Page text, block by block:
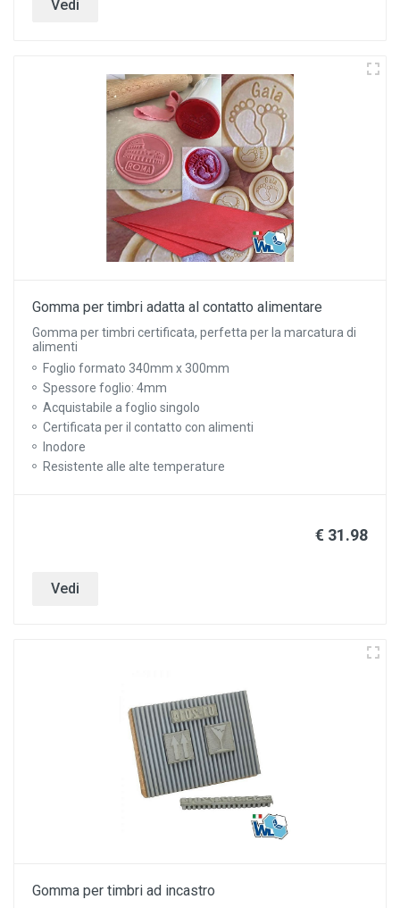
Vedi
Gomma per timbri adatta al contatto alimentare
Gomma per timbri certificata, perfetta per la marcatura di
alimenti
Foglio formato 340mm x 300mm
Spessore foglio: 4mm
Acquistabile a foglio singolo
Certificata per il contatto con alimenti
Inodore
Resistente alle alte temperature
€ 31.98
Vedi
Gomma per timbri ad incastro